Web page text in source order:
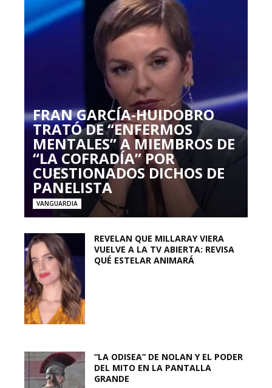
FRAN GARCÍA-HUIDOBRO
TRATÓ DE “ENFERMOS
MENTALES” A MIEMBROS DE
“LA COFRADÍA” POR
CUESTIONADOS DICHOS DE
PANELISTA
VANGUARDIA
REVELAN QUE MILLARAY VIERA
VUELVE A LA TV ABIERTA: REVISA
QUÉ ESTELAR ANIMARÁ
“LA ODISEA” DE NOLAN Y EL PODER
DEL MITO EN LA PANTALLA
GRANDE